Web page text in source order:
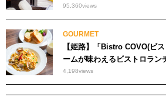
95,360views
GOURMET
【姫路】「Bistro COVO(ビ
ームが味わえるビストロラン
4,198views